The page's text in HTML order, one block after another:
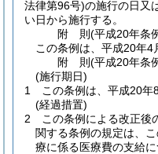
法律第96号)の施行の日又
い日から施行する。
附 則(平成20年条
この条例は、平成20年4
附 則(平成20年条
(施行期日)
1
この条例は、平成20年
(経過措置)
2
この条例による改正後
関する条例の規定は、
療に係る医療費の支給